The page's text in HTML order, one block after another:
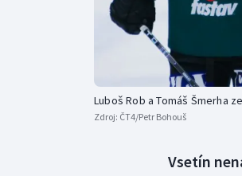
Luboš Rob a Tomáš Šmerha
Zdroj: ČT4/Petr Bohouš
Vsetín